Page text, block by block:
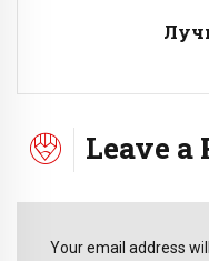
Leave a
Your email address